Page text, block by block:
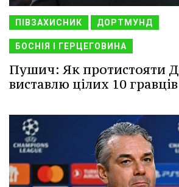
ПІВЗАХИСНИК ДОРТМУНД
БОСНІЯ І ГЕРЦЕГОВИНА
Пушич: Як протистояти
виставлю цілих 10